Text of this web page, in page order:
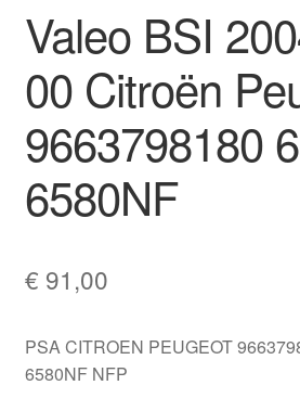
Σχετικά με εμάς
Valeo BSI
00 Citroën
9663798180
6580NF
€ 91,00
PSA CITROEN PEUGEOT
6580NF NFP